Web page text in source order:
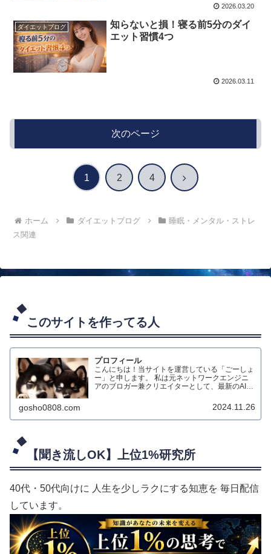
2026.03.20
ダイエットブログ
知らないと損！寝る前5分のダイ
エット習慣4つ
2026.03.11
次のページ
1 2 4 次
ホーム ダイエットブログ
睡眠・メンタル・ストレ
ス関連
このサイトを作ってる人
プロフィール
こんにちは！当サイトを運営している「ごーしょ
ー」と申します。 私は元ネットワークエンジニ
アのブロガー兼クリエイターとして、最新のAIテ
信や、生成AIによる動画制作、オリジナルハンド
メイド作品の制作などを行っています。
gosho0808.com 2024.11.26
【聞き流しOK】上位1%研究所
40代・50代向けに 人生を少しラクにする知恵を 毎日配信
しています。